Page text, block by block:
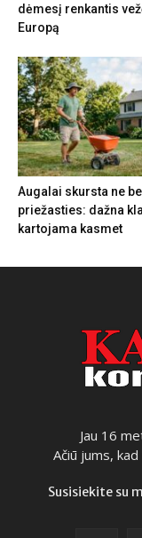
dėmesį renkantis
Europą
Augalai skursta ne be
priežasties: dažna
kartojama kasmet
Jau 16
Ačiū jums,
Susisiekite su